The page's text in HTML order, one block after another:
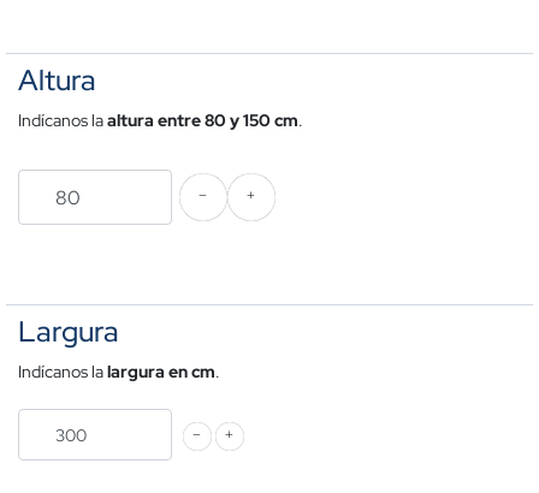
Altura
Indícanos laaltura entre 80 y 150 cm.
Largura
Indícanos lalargura en cm.